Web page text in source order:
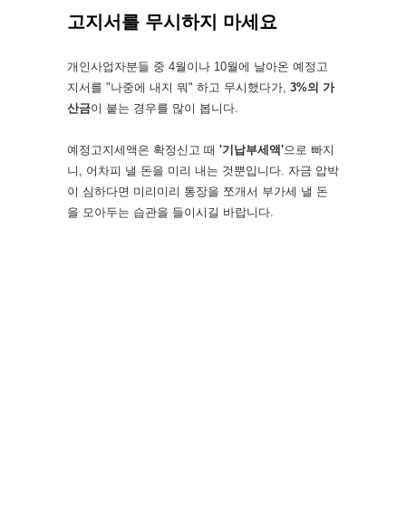
고지서를 무시하지 마세요
개인사업자분들 중 4월이나 10월에 날아온 예정고
지서를 "나중에 내지 뭐" 하고 무시했다가, 3%의 가
산금이 붙는 경우를 많이 봅니다.
예정고지세액은 확정신고 때 '기납부세액'으로 빠지
니, 어차피 낼 돈을 미리 내는 것뿐입니다. 자금 압박
이 심하다면 미리미리 통장을 쪼개서 부가세 낼 돈
을 모아두는 습관을 들이시길 바랍니다.